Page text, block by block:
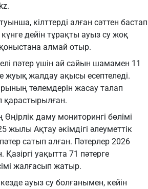
.
кілттерді алған сәттен бастап
дейін тұрақты ауыз су жоқ
алмай отыр.
пәтер үшін ай сайын шамамен 11
жуық жалдау ақысы есептеледі.
төлемдерін жасау талап
қарастырылған.
даму мониторингі бөлімі
жылы Ақтау әкімдігі әлеуметтік
сатып алған. Пәтерлер 2026
уақытта 71 пәтерге
жалғасып жатыр.
ауыз су болғанымен, кейін